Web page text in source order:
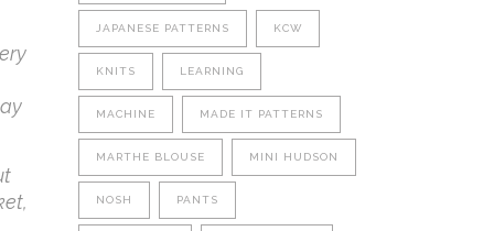
JAPANESE PATTERNS KCW
KNITS LEARNING
MACHINE MADE IT PATTERNS
MARTHE BLOUSE MINI HUDSON
NOSH PANTS